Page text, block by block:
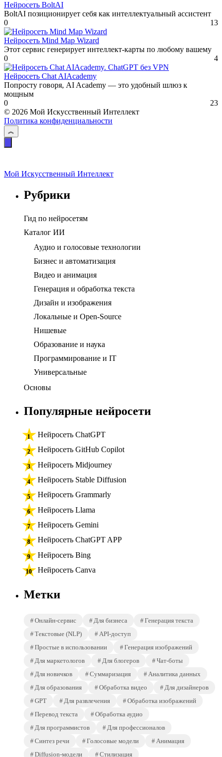
Нейросеть BoltAI
BoltAI позиционирует себя как интеллектуальный ассистент
0
13
Нейросеть Mind Map Wizard
Этот сервис генерирует интеллект-карты по любому вашему
0
4
Нейросеть Chat AIAcademy
Попросту говоря, AI Academy — это удобный шлюз к
мощным
0
23
© 2026 Мой Искусственный Интеллект
Политика конфиденциальности
Мой Искусственный Интеллект
Рубрики
Гид по нейросетям
Каталог ИИ
Аудио и голосовые технологии
Бизнес и автоматизация
Видео и анимация
Генерация и обработка текста
Дизайн и изображения
Локальные и Open-Source
Нишевые
Образование и наука
Программирование и IT
Универсальные
Основы
Популярные нейросети
Нейросеть ChatGPT
Нейросеть GitHub Copilot
Нейросеть Midjourney
Нейросеть Stable Diffusion
Нейросеть Grammarly
Нейросеть Llama
Нейросеть Gemini
Нейросеть ChatGPT APP
Нейросеть Bing
Нейросеть Canva
Метки
Онлайн-сервис Для бизнеса
Генерация текста
Текстовые (NLP)
API-доступ
Простые в использовании
Генерация изображений
Для маркетологов
Для блогеров
Чат-боты
Для новичков
Суммаризация
Аналитика данных
Для образования
Обработка видео
Для дизайнеров
GPT
Для развлечения
Обработка изображений
Перевод текста
Обработка аудио
Для программистов
Для профессионалов
Синтез речи
Голосовые модели
Анимация
Diffusion-модели
Стилизация